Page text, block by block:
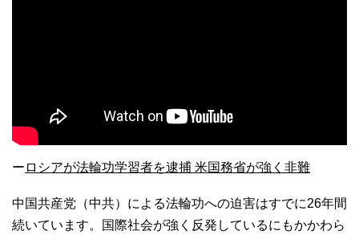
ー ロシアが法輪功学習者を逮捕 米国務省が強く非難
中国共産党（中共）による法輪功への迫害はすでに26年間
続いています。国際社会が強く反発しているにもかかわら